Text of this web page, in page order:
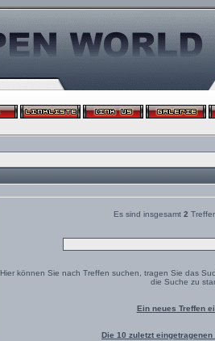
Es sind insgesamt 2
Hier können Sie nach Treffen suchen, tragen Sie das
die Suche zu
Ein neues Treffen
Die 10 zuletzt eingetragenen